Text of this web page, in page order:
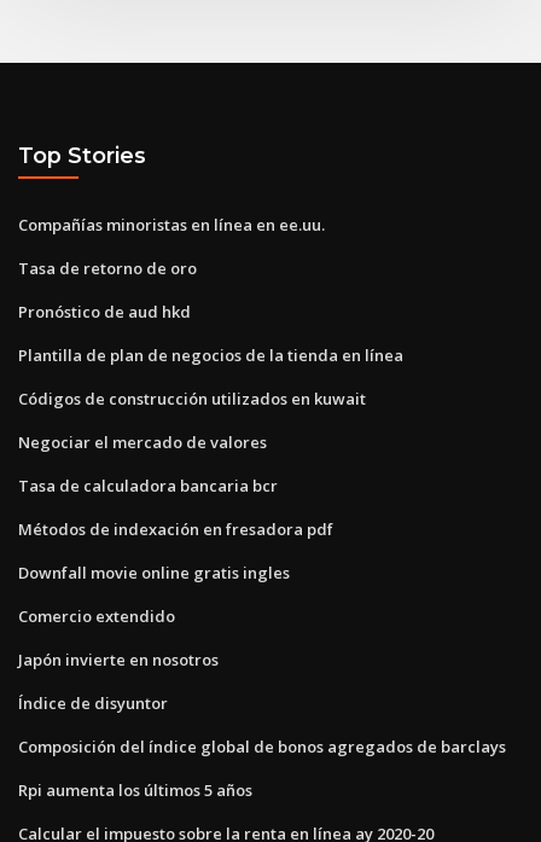
Top Stories
Compañías minoristas en línea en ee.uu.
Tasa de retorno de oro
Pronóstico de aud hkd
Plantilla de plan de negocios de la tienda en línea
Códigos de construcción utilizados en kuwait
Negociar el mercado de valores
Tasa de calculadora bancaria bcr
Métodos de indexación en fresadora pdf
Downfall movie online gratis ingles
Comercio extendido
Japón invierte en nosotros
Índice de disyuntor
Composición del índice global de bonos agregados de barclays
Rpi aumenta los últimos 5 años
Calcular el impuesto sobre la renta en línea ay 2020-20